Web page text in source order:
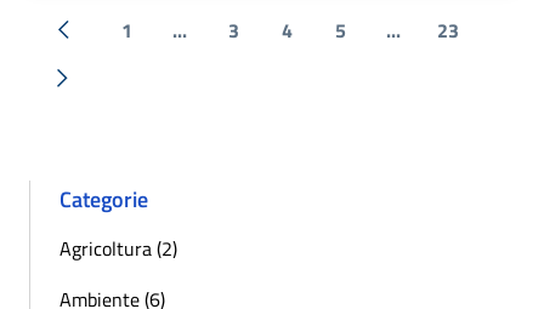
« Precedente
1 ... 3 4 5 ... 23
Successiva »
Categorie
Agricoltura (2)
Ambiente (6)